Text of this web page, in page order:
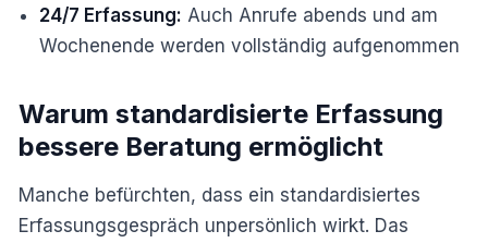
24/7 Erfassung: Auch Anrufe abends und am
Wochenende werden vollständig aufgenommen
Warum standardisierte Erfassung
bessere Beratung ermöglicht
Manche befürchten, dass ein standardisiertes
Erfassungsgespräch unpersönlich wirkt. Das